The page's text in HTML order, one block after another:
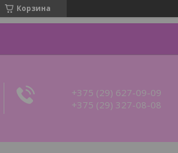
Корзина
+375 (29) 627-09-09
+375 (29) 327-08-08